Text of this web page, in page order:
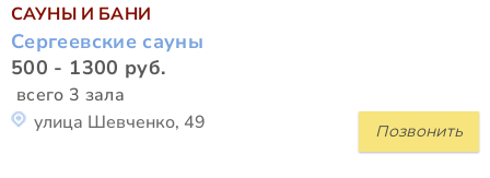
САУНЫ И БАНИ
Сергеевские сауны
500 - 1300 руб.
всего 3 зала
Позвонить
улица Шевченко, 49